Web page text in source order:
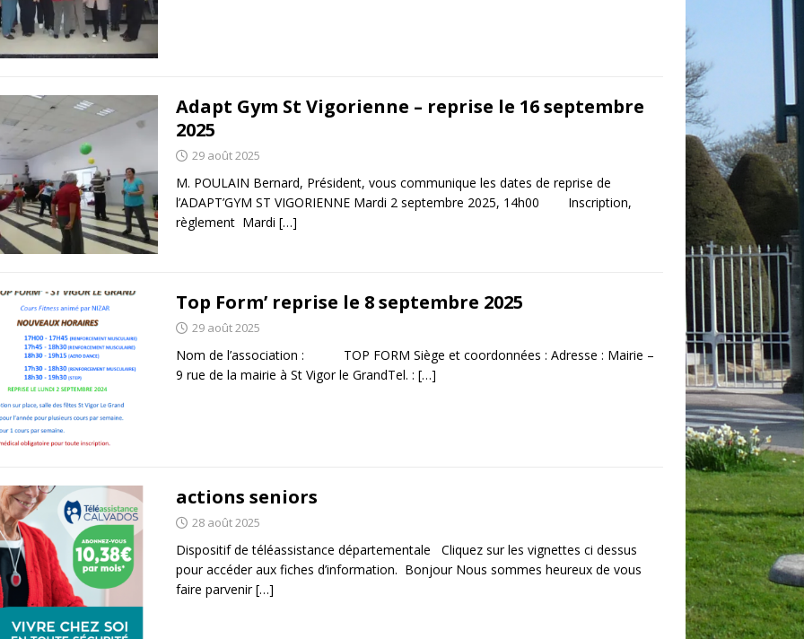
Adapt Gym St Vigorienne – reprise le 16 septembre
2025
29 août 2025
M. POULAIN Bernard, Président, vous communique les dates de reprise de
l’ADAPT’GYM ST VIGORIENNE Mardi 2 septembre 2025, 14h00 Inscription,
règlement Mardi […]
Top Form’ reprise le 8 septembre 2025
29 août 2025
Nom de l’association : TOP FORM Siège et coordonnées : Adresse : Mairie –
9 rue de la mairie à St Vigor le GrandTel. : […]
actions seniors
28 août 2025
Dispositif de téléassistance départementale Cliquez sur les vignettes ci dessus
pour accéder aux fiches d’information. ​ Bonjour Nous sommes heureux de vous
faire parvenir[…]